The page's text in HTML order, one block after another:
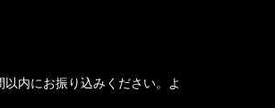
内にお振り込みください。よ